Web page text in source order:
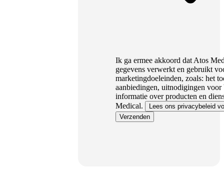
Ik ga ermee akkoord dat Atos
gegevens verwerkt en gebruikt
marketingdoeleinden, zoals: het
aanbiedingen, uitnodigingen voor
informatie over producten en
Medical.
Lees ons privacybeleid
Verzenden